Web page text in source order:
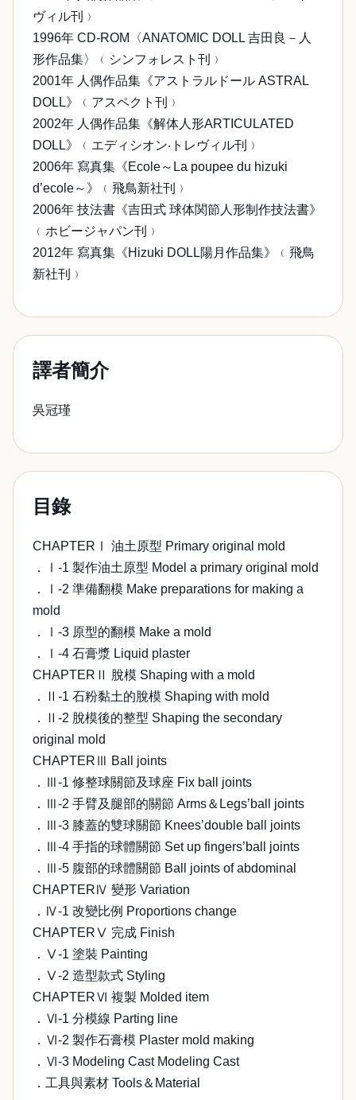
ヴィル刊﹚
1996年 CD-ROM〈ANATOMIC DOLL 吉田良－人
形作品集〉﹙シンフォレスト刊﹚
2001年 人偶作品集《アストラルドール ASTRAL
DOLL》﹙アスペクト刊﹚
2002年 人偶作品集《解体人形ARTICULATED
DOLL》﹙エディシオン‧トレヴィル刊﹚
2006年 寫真集《Ecole～La poupee du hizuki
d’ecole～》﹙飛鳥新社刊﹚
2006年 技法書《吉田式 球体関節人形制作技法書》
﹙ホビージャパン刊﹚
2012年 寫真集《Hizuki DOLL陽月作品集》﹙飛鳥
新社刊﹚
譯者簡介
吳冠瑾
目錄
CHAPTERⅠ 油土原型 Primary original mold
．Ⅰ-1 製作油土原型 Model a primary original mold
．Ⅰ-2 準備翻模 Make preparations for making a
mold
．Ⅰ-3 原型的翻模 Make a mold
．Ⅰ-4 石膏漿 Liquid plaster
CHAPTERⅡ 脫模 Shaping with a mold
．Ⅱ-1 石粉黏土的脫模 Shaping with mold
．Ⅱ-2 脫模後的整型 Shaping the secondary
original mold
CHAPTERⅢ Ball joints
．Ⅲ-1 修整球關節及球座 Fix ball joints
．Ⅲ-2 手臂及腿部的關節 Arms＆Legs’ball joints
．Ⅲ-3 膝蓋的雙球關節 Knees’double ball joints
．Ⅲ-4 手指的球體關節 Set up fingers’ball joints
．Ⅲ-5 腹部的球體關節 Ball joints of abdominal
CHAPTERⅣ 變形 Variation
．Ⅳ-1 改變比例 Proportions change
CHAPTERⅤ 完成 Finish
．Ⅴ-1 塗裝 Painting
．Ⅴ-2 造型款式 Styling
CHAPTERⅥ 複製 Molded item
．Ⅵ-1 分模線 Parting line
．Ⅵ-2 製作石膏模 Plaster mold making
．Ⅵ-3 Modeling Cast Modeling Cast
．工具與素材 Tools＆Material